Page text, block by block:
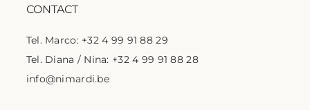
CONTACT
Tel. Marco: +32 4 99 91 88 29
Tel. Diana / Nina: +32 4 99 91 88 28
info@nimardi.be